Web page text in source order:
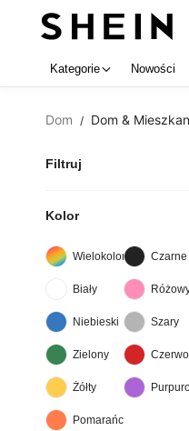
Kategorie Nowości
Dom / Dom &
Filtruj
Kolor
Wielokolorowe Czarne
Biały
Niebieski Szary
Zielony
Żółty
Pomarańczowy